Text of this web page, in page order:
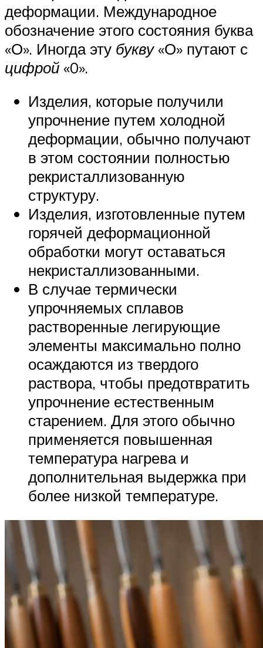
деформации. Международное
обозначение этого состояния буква
«О». Иногда эту букву«О» путают с
цифрой «0».
Изделия, которые получили
упрочнение путем холодной
деформации, обычно получают
в этом состоянии полностью
рекристаллизованную
структуру.
Изделия, изготовленные путем
горячей деформационной
обработки могут оставаться
некристаллизованными.
В случае термически
упрочняемых сплавов
растворенные легирующие
элементы максимально полно
осаждаются из твердого
раствора, чтобы предотвратить
упрочнение естественным
старением. Для этого обычно
применяется повышенная
температура нагрева и
дополнительная выдержка при
более низкой температуре.